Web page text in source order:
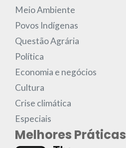
Meio Ambiente
Povos Indígenas
Questão Agrária
Política
Economia e negócios
Cultura
Crise climática
Especiais
Melhores Práticas